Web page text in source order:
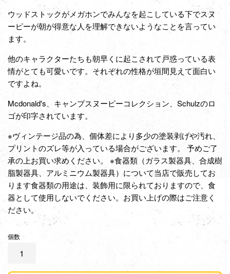
ウッドストックがメガホンでみんなを起こしている下でスヌ
ーピーが朝が得意な人を理解できないようなことを言ってい
ます。
他のキャラクターたちも朝早くに起こされて戸惑っている表
情がとても可愛いです。それぞれの性格が垣間見えて面白い
ですよね。
Mcdonald's、キャンプスヌーピーコレクション、Schulzのロ
ゴが印字されています。
※ヴィンテージ品の為、個体差により多少の塗装剥げや汚れ、
プリントのズレ等が入っている場合がございます。 予めご了
承の上お買い求めください。 ※食器類（ガラス製器具、合成樹
脂製器具、アルミニウム製器具）について当店で販売してお
ります食器類の用途は、装飾用に限られておりますので、食
器として使用しないでください。お買い上げの際はご注意く
ださい。
個数